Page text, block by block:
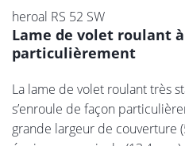
heroal RS 52 SW
Lame de volet roulant
particulièrement
La lame de volet roulant très
s’enroule de façon
grande largeur de couverture